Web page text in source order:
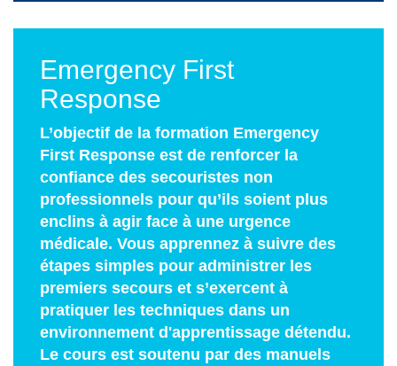
Emergency First
Response
L’objectif de la formation Emergency
First Response est de renforcer la
confiance des secouristes non
professionnels pour qu’ils soient plus
enclins à agir face à une urgence
médicale. Vous apprennez à suivre des
étapes simples pour administrer les
premiers secours et s’exercent à
pratiquer les techniques dans un
environnement d'apprentissage détendu.
Le cours est soutenu par des manuels